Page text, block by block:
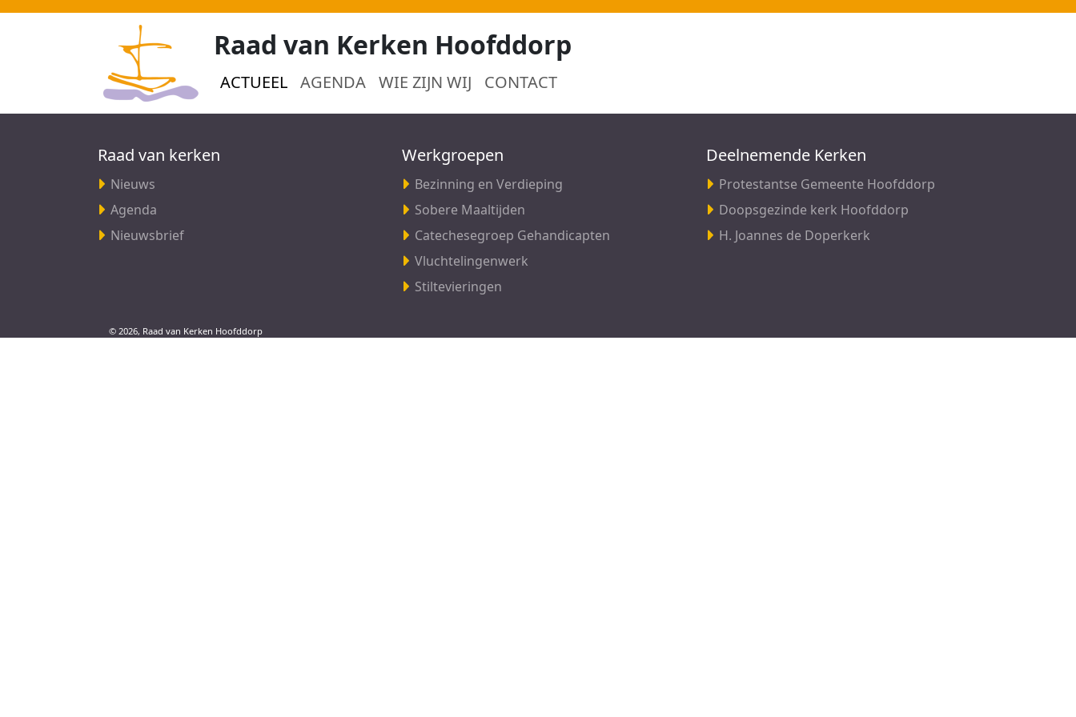
Raad van Kerken Hoofddorp
ACTUEEL AGENDA WIE ZIJN WIJ CONTACT
Raad van kerken
Nieuws
Agenda
Nieuwsbrief
Werkgroepen
Bezinning en Verdieping
Sobere Maaltijden
Catechesegroep Gehandicapten
Vluchtelingenwerk
Stiltevieringen
Deelnemende Kerken
Protestantse Gemeente Hoofddorp
Doopsgezinde kerk Hoofddorp
H. Joannes de Doperkerk
© 2026, Raad van Kerken Hoofddorp